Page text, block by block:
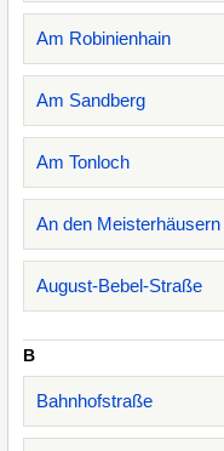
Am Robinienhain
Am Sandberg
Am Tonloch
An den Meisterhäusern
August-Bebel-Straße
B
Bahnhofstraße